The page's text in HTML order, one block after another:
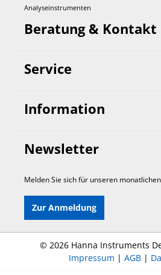
Analyseinstrumenten
Beratung & Kontakt
Service
Information
Newsletter
Melden Sie sich für unseren
Zur Anmeldung
© 2026 Hanna Instruments
Impressum | AGB |